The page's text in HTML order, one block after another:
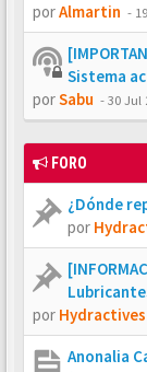
porAlmartin -
Sistema
porSabu -30 Jul
FORO
¿Dónde
por
por Hydractives
Anonalia